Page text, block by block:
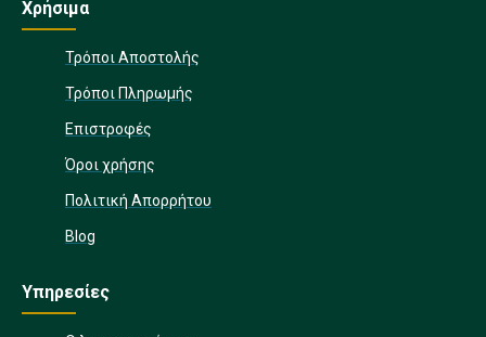
Χρήσιμα
Τρόποι Αποστολής
Τρόποι Πληρωμής
Επιστροφές
Όροι χρήσης
Πολιτική Απορρήτου
Blog
Υπηρεσίες